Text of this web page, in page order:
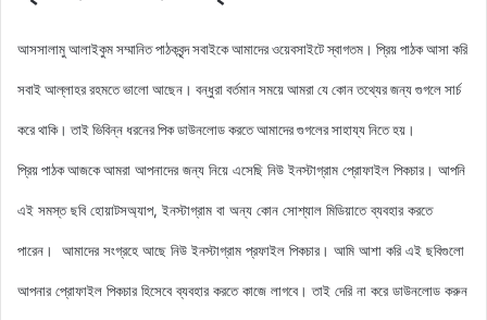
আসসালামু আলাইকুম সম্মানিত পাঠকবৃন্দ সবাইকে আমাদের ওয়েবসাইটে স্বাগতম। প্রিয় পাঠক আসা করি
সবাই আল্লাহর রহমতে ভালো আছেন। বন্ধুরা বর্তমান সময়ে আমরা যে কোন তথ্যের জন্য গুগলে সার্চ
করে থাকি। তাই ভিবিন্ন ধরনের পিক ডাউনলোড করতে আমাদের গুগলের সাহায্য নিতে হয়।
প্রিয় পাঠক আজকেআমরা আপনাদের জন্য নিয়ে এসেছি নিউ ইনস্টাগ্রাম প্রোফাইল পিকচার। আপনি
এই সমস্ত ছবি হোয়াটসঅ্যাপ, ইনস্টাগ্রাম বা অন্য কোন সোশ্যাল মিডিয়াতে ব্যবহার করতে
পারেন। আমাদের সংগ্রহে আছে নিউ ইনস্টাগ্রাম প্রফাইল পিকচার । আমি আশা করি এই ছবিগুলো
আপনার প্রোফাইল পিকচার হিসেবে ব্যবহার করতে কাজে লাগবে। তাই দেরি না করে ডাউনলোড করুন